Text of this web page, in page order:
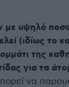
με υψηλό
(ιδίως το
της
για τα
να